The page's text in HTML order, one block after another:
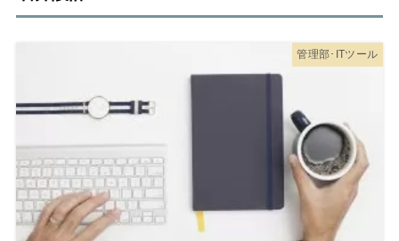
管理部･ITツール